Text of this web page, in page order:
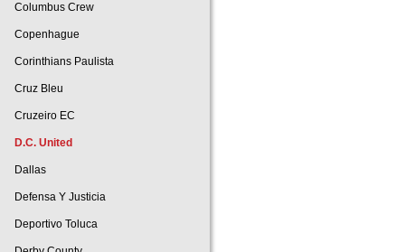
Columbus Crew
Copenhague
Corinthians Paulista
Cruz Bleu
Cruzeiro EC
D.C. United
Dallas
Defensa Y Justicia
Deportivo Toluca